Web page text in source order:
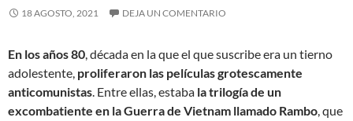
18 AGOSTO, 2021 DEJA UN COMENTARIO
En los años 80, década en la que el que suscribe era un tierno
adolestente, proliferaron las películas grotescamente
anticomunistas. Entre ellas, estaba la trilogía de un
excombatiente en la Guerra de Vietnam llamado Rambo, que